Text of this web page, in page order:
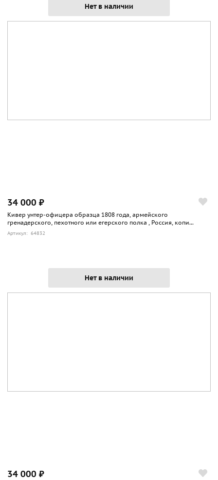
Нет в наличии
34 000 ₽
Кивер унтер-офицера образца 1808 года, армейского
гренадерского, пехотного или егерского полка , Россия, копи...
Артикул: 64832
Нет в наличии
34 000 ₽